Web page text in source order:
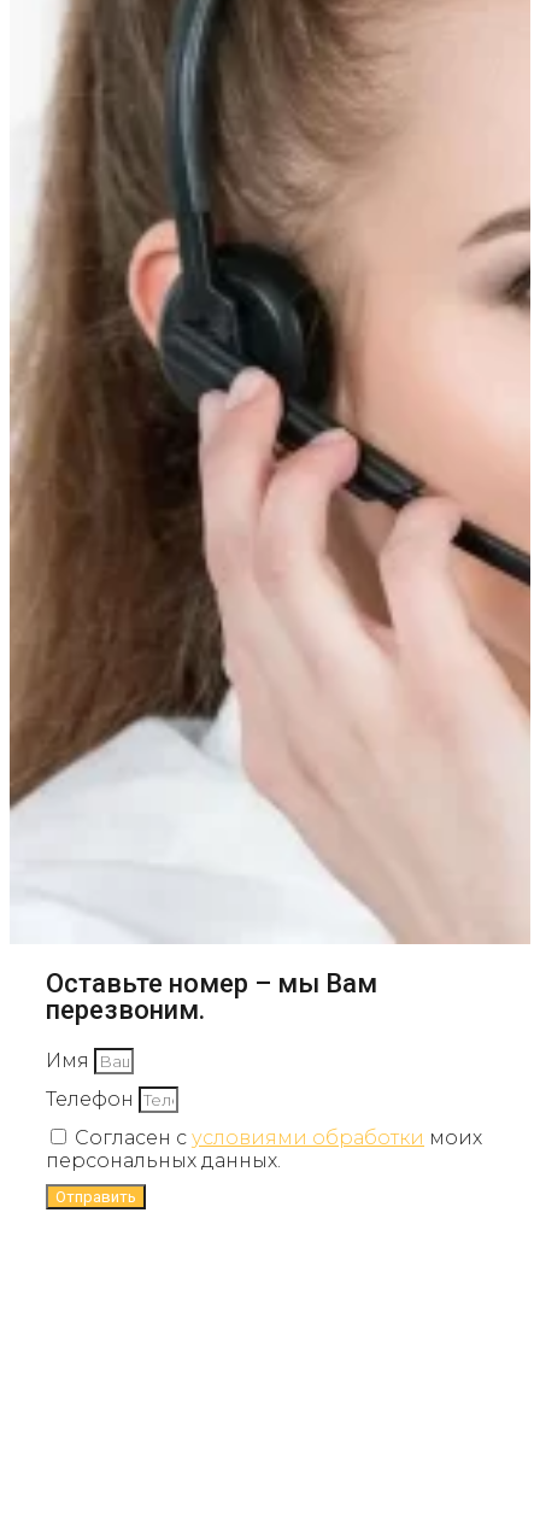
Оставьте номер – мы Вам
перезвоним.
Имя
Телефон
Согласен с условиями обработки моих
персональных данных.
Отправить